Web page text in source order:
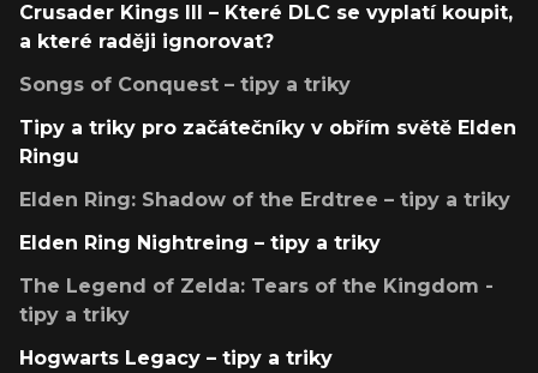
Crusader Kings III – Které DLC se vyplatí koupit,
a které raději ignorovat?
Songs of Conquest – tipy a triky
Tipy a triky pro začátečníky v obřím světě Elden
Ringu
Elden Ring: Shadow of the Erdtree – tipy a triky
Elden Ring Nightreing – tipy a triky
The Legend of Zelda: Tears of the Kingdom -
tipy a triky
Hogwarts Legacy – tipy a triky